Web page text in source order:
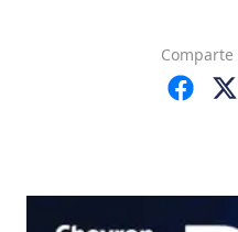
Comparte